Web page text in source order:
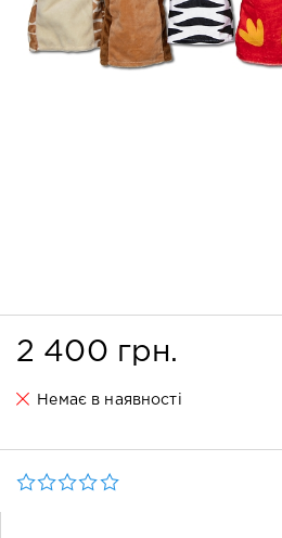
2 400 грн.
Немає в наявності